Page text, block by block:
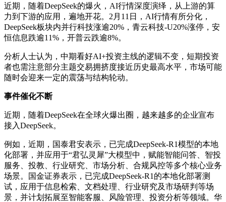
近期，随着DeepSeek的爆火，AI行情深度演绎，从上游的算
力到下游的应用，遍地开花。2月11日，AI行情有所分化，
DeepSeek板块内并行科技涨逾20%，青云科技-U20%涨停，安
恒信息跌逾11%，开普云跌逾8%。
分析人士认为，中期看好AI+投资主线的逻辑不变，短期投资
者也需注意部分主题交易拥挤度接近历史最高水平，市场可能
随时会迎来一定的震荡与结构轮动。
事件催化不断
近期，随着DeepSeek在全球火爆出圈，越来越多的企业宣布
接入DeepSeek。
例如，近期，国泰君安表示，已完成DeepSeek-R1模型的本地
化部署，并应用于“君弘灵犀”大模型中，赋能智能问答、智投
服务、投教、行业研究、市场分析、合规风控等多个核心业务
场景。国金证券表示，已完成DeepSeek-R1的本地化部署测
试，应用于信息检索、文档处理、行业研究及市场研判等场
景，并计划拓展至智能客服、风险管理、投资分析等领域。华